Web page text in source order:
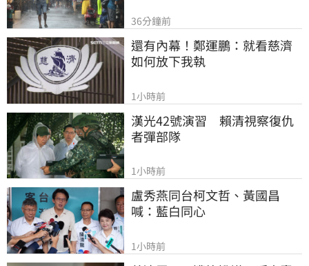
36分鐘前
還有內幕！鄭運鵬：就看慈濟
如何放下我執
1小時前
漢光42號演習　賴清視察復仇
者彈部隊
1小時前
盧秀燕同台柯文哲、黃國昌
喊：藍白同心
1小時前